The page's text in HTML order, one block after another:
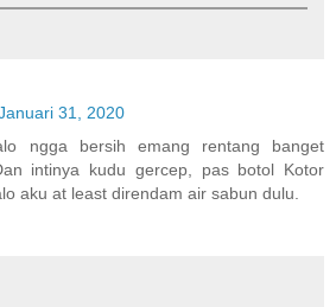
31, 2020
ngga bersih emang rentang banget
intinya kudu gercep, pas botol Kotor
aku at least direndam air sabun dulu.